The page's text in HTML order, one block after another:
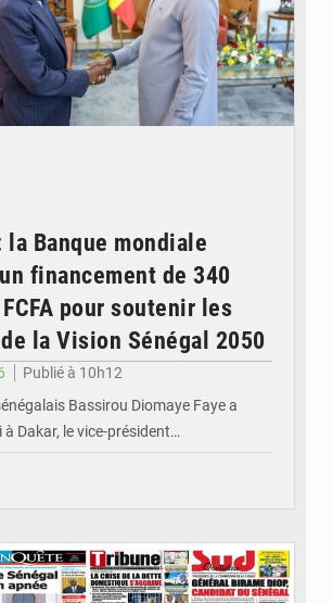
la Banque mondiale
financement de 340
pour soutenir les
la Vision Sénégal 2050
Publié à 10h12
Bassirou Diomaye Faye a
à Dakar, le vice-président…